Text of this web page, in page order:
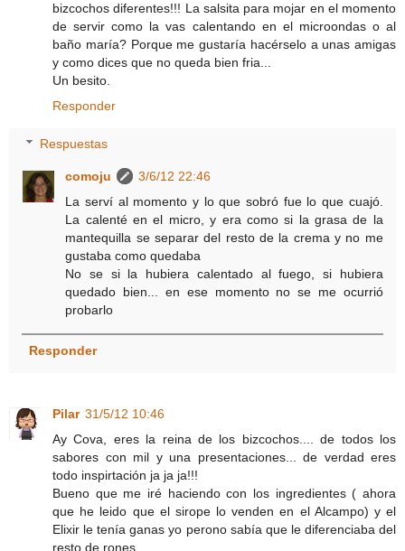
bizcochos diferentes!!! La salsita para mojar en el momento
de servir como la vas calentando en el microondas o al
baño maría? Porque me gustaría hacérselo a unas amigas
y como dices que no queda bien fria...
Un besito.
Responder
Respuestas
comoju
3/6/12 22:46
La serví al momento y lo que sobró fue lo que cuajó.
La calenté en el micro, y era como si la grasa de la
mantequilla se separar del resto de la crema y no me
gustaba como quedaba
No se si la hubiera calentado al fuego, si hubiera
quedado bien... en ese momento no se me ocurrió
probarlo
Responder
Pilar 31/5/12 10:46
Ay Cova, eres la reina de los bizcochos.... de todos los
sabores con mil y una presentaciones... de verdad eres
todo inspirtación ja ja ja!!!
Bueno que me iré haciendo con los ingredientes ( ahora
que he leido que el sirope lo venden en el Alcampo) y el
Elixir le tenía ganas yo perono sabía que le diferenciaba del
resto de rones.